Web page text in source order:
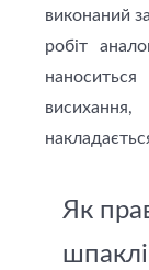
виконаний
робіт
Як